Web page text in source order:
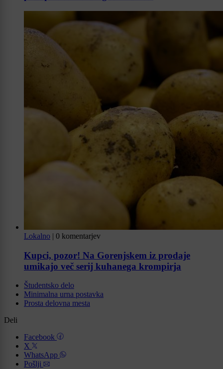
Lokalno | 0 komentarjev
Kupci, pozor! Na Gorenjskem iz prodaje
umikajo več serij kuhanega krompirja
Študentsko delo
Minimalna urna postavka
Prosta delovna mesta
Deli
Facebook
X
WhatsApp
Pošlji